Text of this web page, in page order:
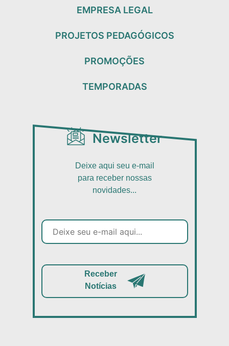
EMPRESA LEGAL
PROJETOS PEDAGÓGICOS
PROMOÇÕES
TEMPORADAS
Newsletter
Deixe aqui seu e-mail
para receber nossas
novidades...
Receber
Notícias